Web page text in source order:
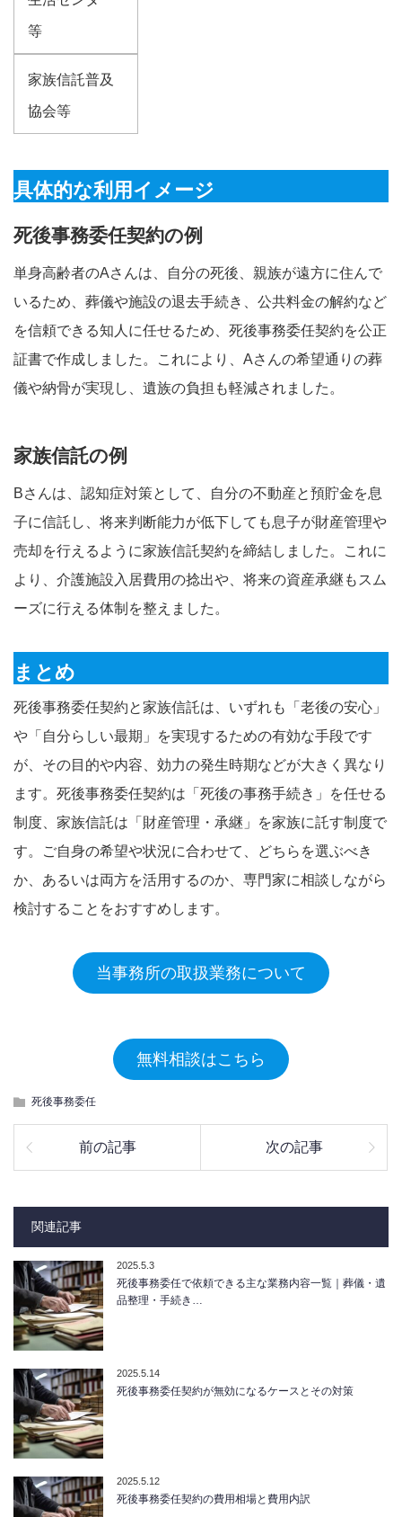
等
家族信託普及
協会等
具体的な利用イメージ
死後事務委任契約の例
単身高齢者のAさんは、自分の死後、親族が遠方に住んで
いるため、葬儀や施設の退去手続き、公共料金の解約など
を信頼できる知人に任せるため、死後事務委任契約を公正
証書で作成しました。これにより、Aさんの希望通りの葬
儀や納骨が実現し、遺族の負担も軽減されました。
家族信託の例
Bさんは、認知症対策として、自分の不動産と預貯金を息
子に信託し、将来判断能力が低下しても息子が財産管理や
売却を行えるように家族信託契約を締結しました。これに
より、介護施設入居費用の捻出や、将来の資産承継もスム
ーズに行える体制を整えました。
まとめ
死後事務委任契約と家族信託は、いずれも「老後の安心」
や「自分らしい最期」を実現するための有効な手段です
が、その目的や内容、効力の発生時期などが大きく異なり
ます。死後事務委任契約は「死後の事務手続き」を任せる
制度、家族信託は「財産管理・承継」を家族に託す制度で
す。ご自身の希望や状況に合わせて、どちらを選ぶべき
か、あるいは両方を活用するのか、専門家に相談しながら
検討することをおすすめします。
当事務所の取扱業務について
無料相談はこちら
死後事務委任
前の記事 次の記事
関連記事
2025.5.3
死後事務委任で依頼できる主な業務内容一覧｜葬儀・遺
品整理・手続き…
2025.5.14
死後事務委任契約が無効になるケースとその対策
2025.5.12
死後事務委任契約の費用相場と費用内訳